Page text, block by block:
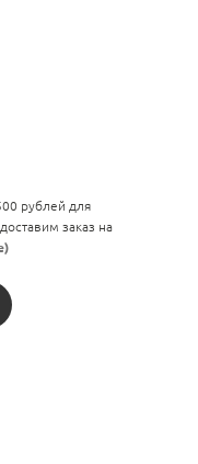
рублей для
заказ на